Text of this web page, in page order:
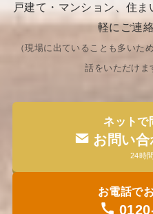
戸建て・マンション、住
軽にご連
（現場に出ていることも多いた
話をいただけま
ネットで
お問い合
24時
お電話で